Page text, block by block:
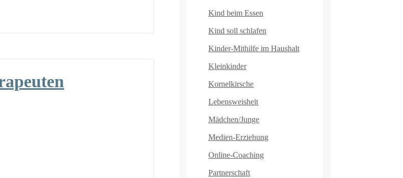
Kind beim Essen
Kind soll schlafen
Kinder-Mithilfe im Haushalt
Kleinkinder
Kornelkirsche
Lebensweisheit
Mädchen/Junge
Medien-Erziehung
Online-Coaching
Partnerschaft